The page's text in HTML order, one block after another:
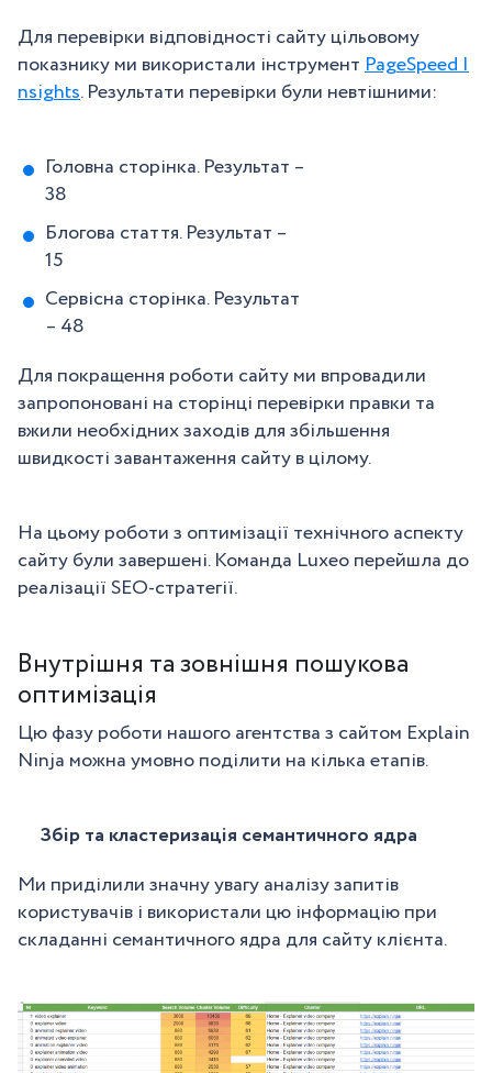
Для перевірки відповідності сайту цільовому
показнику ми використали інструментPageSpeed ​​I
nsights. Результати перевірки були невтішними:
Головна сторінка. Результат –
38
Блогова стаття. Результат –
15
Сервісна сторінка. Результат
– 48
Для покращення роботи сайту ми впровадили
запропоновані на сторінці перевірки правки та
вжили необхідних заходів для збільшення
швидкості завантаження сайту в цілому.
На цьому роботи з оптимізації технічного аспекту
сайту були завершені. Команда Luxeo перейшла до
реалізації SEO-стратегії.
Внутрішня та зовнішня пошукова
оптимізація
Цю фазу роботи нашого агентства з сайтом Explain
Ninja можна умовно поділити на кілька етапів.
Збір та кластеризація семантичного ядра
Ми приділили значну увагу аналізу запитів
користувачів і використали цю інформацію при
складанні семантичного ядра для сайту клієнта.